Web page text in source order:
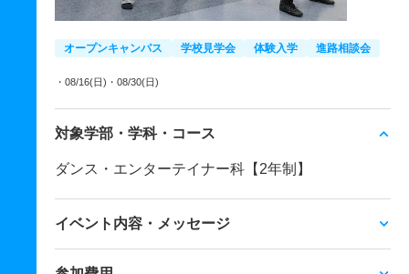
オープンキャンパス 学校見学会 体験入学 進路相談会
・08/16(日) ・08/30(日)
対象学部・学科・コース
ダンス・エンターテイナー科【2年制】
イベント内容・メッセージ